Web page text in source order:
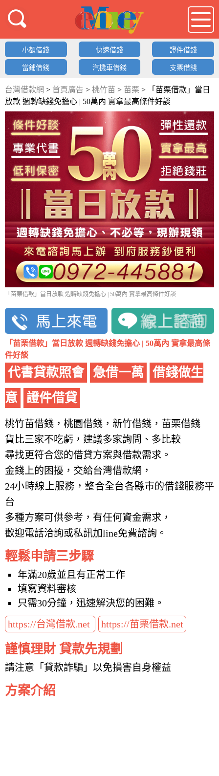
借錢LOGO
小額借錢 快速借錢 證件借錢
當鋪借錢 汽機車借錢 支票借錢
台灣借款網 > 首頁廣告 > 桃竹苗 > 苗栗 >
「苗栗借款」當日
放款 週轉缺錢免擔心 | 50萬內 實拿最高條件好談
「苗栗借款」當日放款 週轉缺錢免擔心 | 50萬內 實拿最高條件好談
「苗栗借款」當日放款 週轉缺錢免擔心 | 50萬內 實拿最高條
件好談
代書貸款照會 急借一萬
借錢做生
意
證件借貸
桃竹苗借錢，桃園借錢，新竹借錢，苗栗借錢
貨比三家不吃虧，建議多家詢問、多比較
尋找更符合您的借貸方案與借款需求。
金錢上的困擾，交給台灣借款網，
24小時線上服務，整合全台各縣市的借錢服務平
台
多種方案可供參考，有任何資金需求，
歡迎電話洽詢或私訊加line免費諮詢。
輕鬆申請三步驟
年滿20歲並且有正常工作
填寫資料審核
只需30分鐘，迅速解決您的困難。
https://台灣借款.net
https://苗栗借款.net
謹慎理財 貸款先規劃
請注意「貸款詐騙」以免損害自身權益
方案介紹